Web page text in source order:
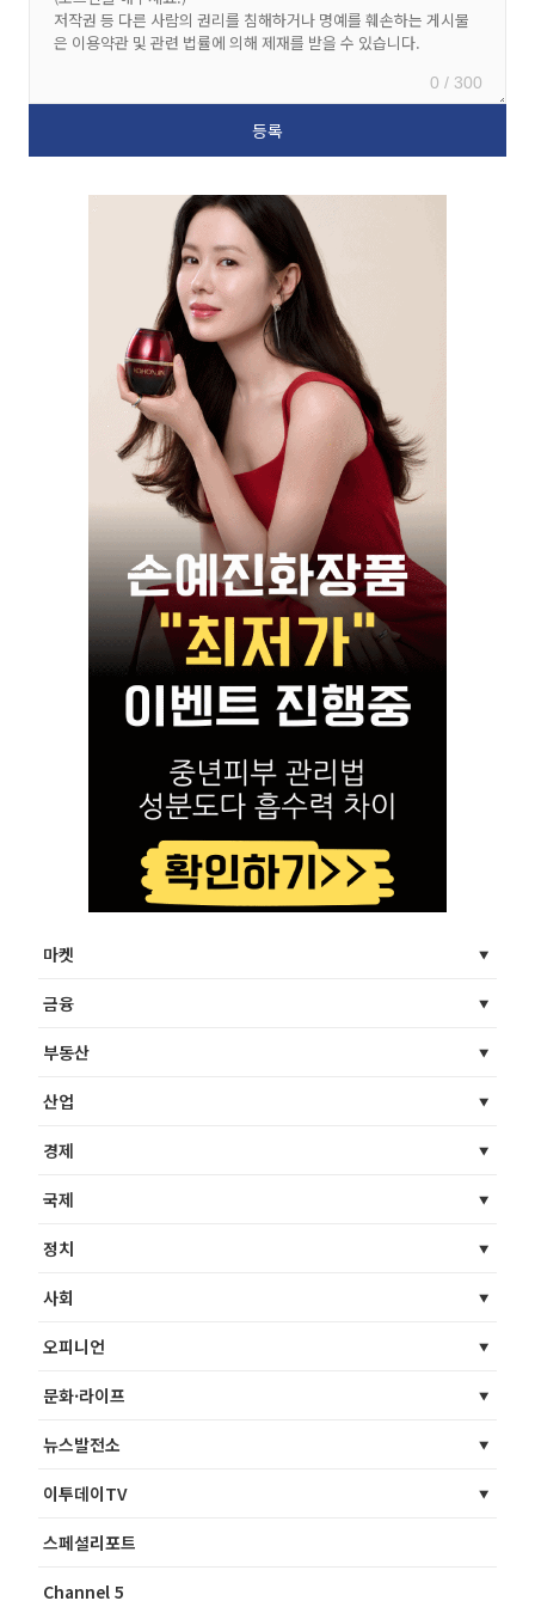
0 / 300
마켓
금융
부동산
산업
경제
국제
정치
사회
오피니언
문화·라이프
뉴스발전소
이투데이TV
스페셜리포트
Channel 5